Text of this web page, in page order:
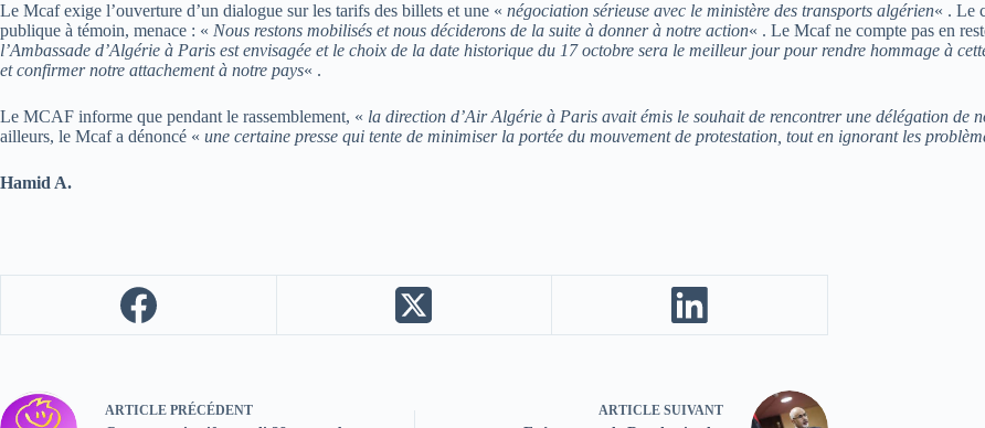
Le Mcaf exige l’ouverture d’un dialogue sur les tarifs des billets et une « négociation sérieuse avec le ministère des transports algérien« . Le
publique à témoin, menace : « Nous restons mobilisés et nous déciderons de la suite à donner à notre action« . Le Mcaf ne compte pas en
l’Ambassade d’Algérie à Paris est envisagée et le choix de la date historique du 17 octobre sera le meilleur jour pour rendre hommage à
et confirmer notre attachement à notre pays« .
Le MCAF informe que pendant le rassemblement, « la direction d’Air Algérie à Paris avait émis le souhait de rencontrer une délégation de
ailleurs, le Mcaf a dénoncé « une certaine presse qui tente de minimiser la portée du mouvement de protestation, tout en ignorant les
Hamid A.
ARTICLE PRÉCÉDENT ARTICLE SUIVANT